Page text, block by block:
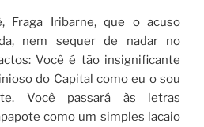
Fraga Iribarne, que o acuso
nem sequer de nadar no
Você é tão insignificante
do Capital como eu o sou
Você passará às letras
como um simples lacaio